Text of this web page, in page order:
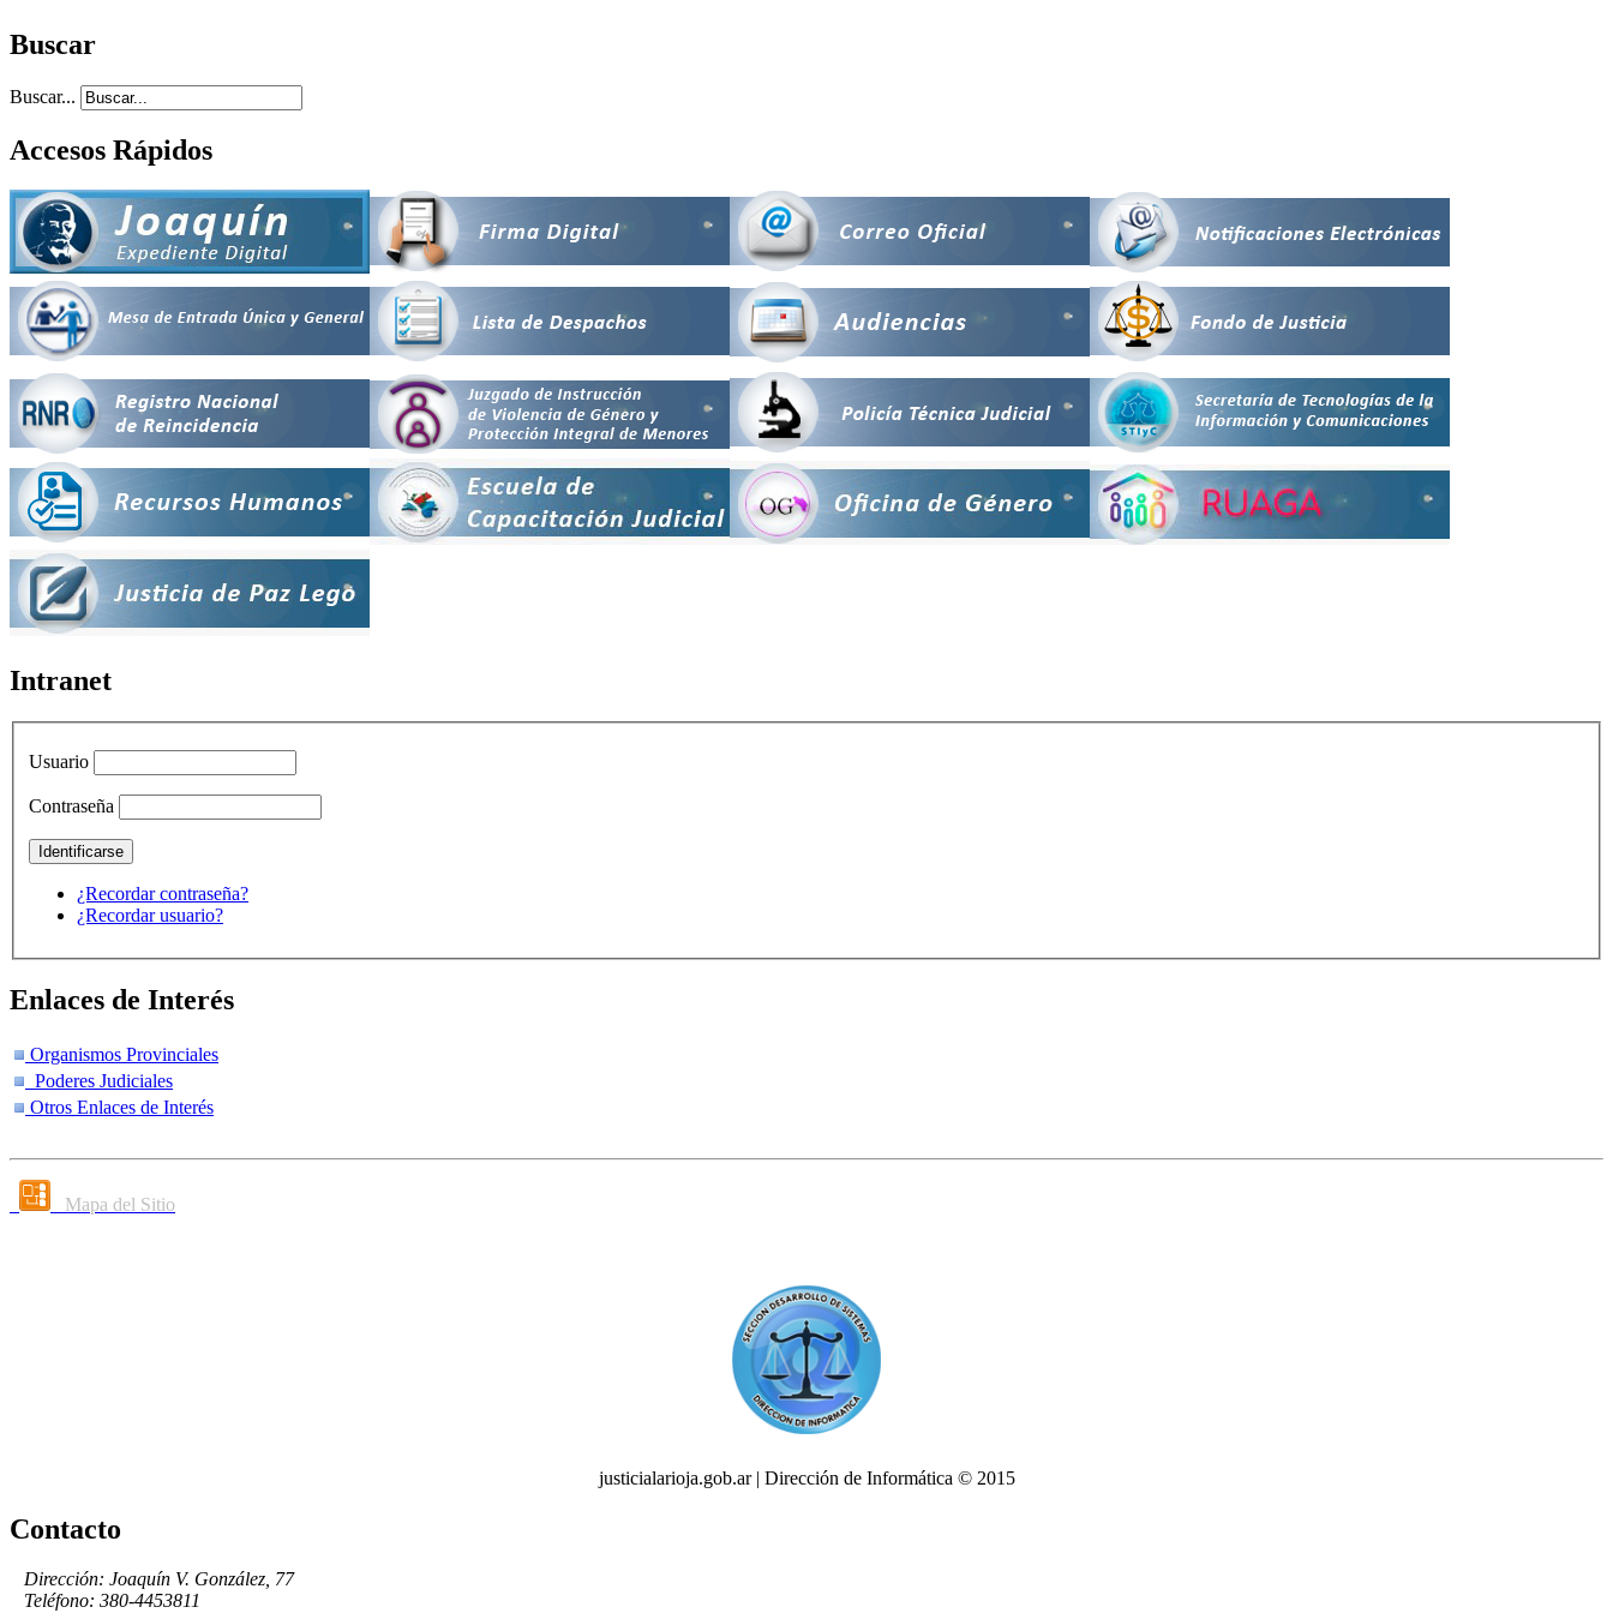
Buscar
Buscar...
Accesos Rápidos
Intranet
Usuario
Contraseña
¿Recordar contraseña?
¿Recordar usuario?
Enlaces de Interés
Organismos Provinciales
Poderes Judiciales
Otros Enlaces de Interés
Mapa del Sitio
justicialarioja.gob.ar | Dirección de Informática © 2015
Contacto
Dirección: Joaquín V. González, 77
Teléfono: 380-4453811